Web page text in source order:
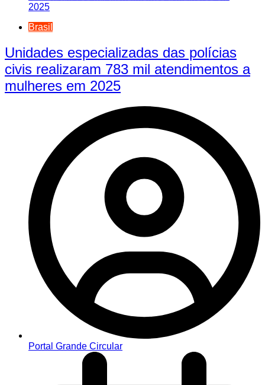
Brasil
Unidades especializadas das polícias
civis realizaram 783 mil atendimentos a
mulheres em 2025
Portal Grande Circular